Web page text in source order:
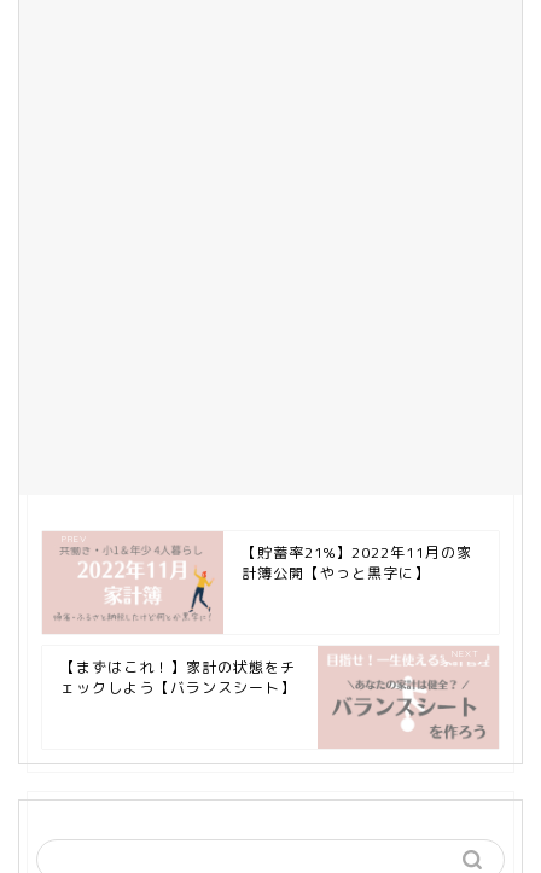
【貯蓄率21%】2022年11月の家
計簿公開【やっと黒字に】
【まずはこれ！】家計の状態をチ
ェックしよう【バランスシート】